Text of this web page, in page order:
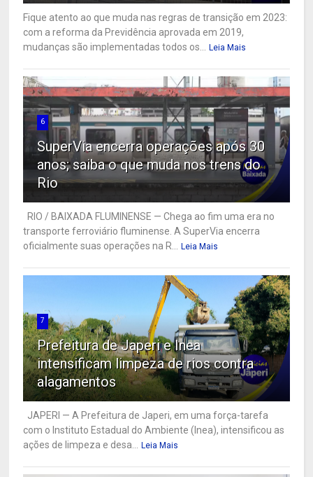
Fique atento ao que muda nas regras de transição em 2023:
com a reforma da Previdência aprovada em 2019,
mudanças são implementadas todos os...
Leia Mais
6
SuperVia encerra operações após 30
anos; saiba o que muda nos trens do
Rio
RIO / BAIXADA FLUMINENSE — Chega ao fim uma era no
transporte ferroviário fluminense. A SuperVia encerra
oficialmente suas operações na R...
Leia Mais
7
Prefeitura de Japeri e Inea
intensificam limpeza de rios contra
alagamentos
JAPERI — A Prefeitura de Japeri, em uma força-tarefa
com o Instituto Estadual do Ambiente (Inea), intensificou as
ações de limpeza e desa...
Leia Mais